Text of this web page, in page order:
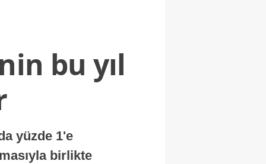
bu yıl
yüzde 1'e
birlikte